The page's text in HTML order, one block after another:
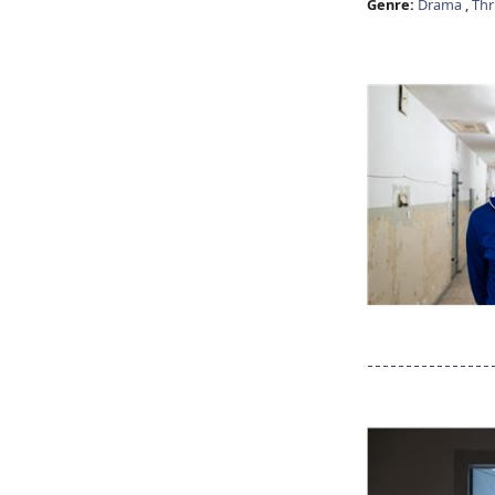
Genre: Drama,